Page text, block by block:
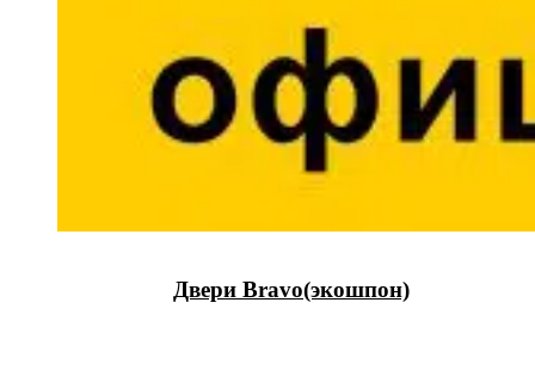
Двери Bravo(экошпон)